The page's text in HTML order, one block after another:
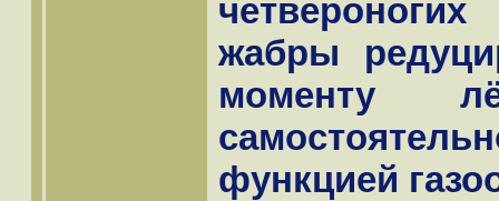
жабры
моменту
функцией